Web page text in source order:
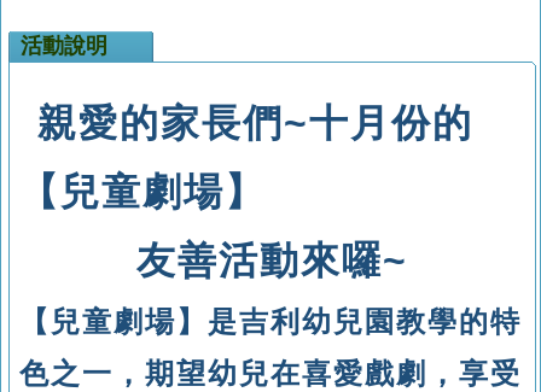
活動說明
親愛的家長們~十月份的
【 兒童劇場】
友善活動來囉~
【 兒童劇場】 是吉利幼兒園教學的特
色之一，期望幼兒在喜愛戲劇，享受